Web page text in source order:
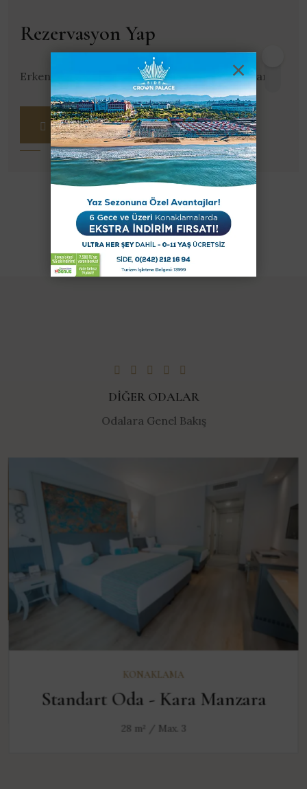
Rezervasyon Yap
Erken Rezervasyon fırsatını kaçırma, hemen ara!
0242 212 16 94
DIĞER ODALAR
Odalara Genel Bakış
KONAKLAMA
Standart Oda - Kara Manzara
28 m² / Max. 3